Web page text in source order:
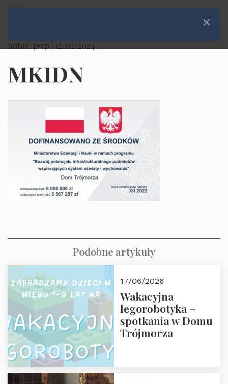
Autor: pwp | 12/02/2024
MKIDN
Podobne artykuły
17/06/2026
Wakacyjna
legorobotyka –
spotkania w Domu
Trójmorza
Zamknij